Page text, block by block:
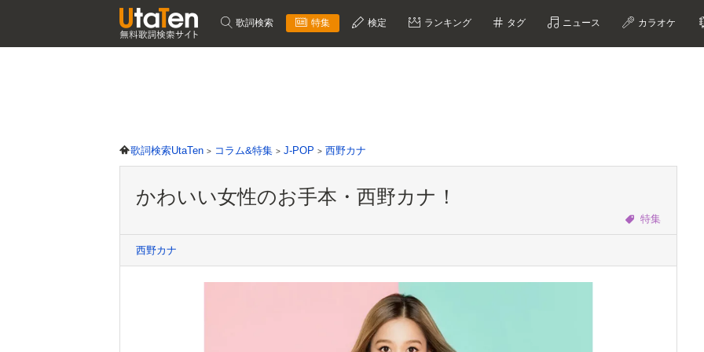
歌詞検索 特集 検定 ランキング タグ ニュース カラオケ
歌詞検索UtaTen コラム&特集 J-POP 西野カナ
かわいい女性のお手本・西野カナ！
特集
西野カナ